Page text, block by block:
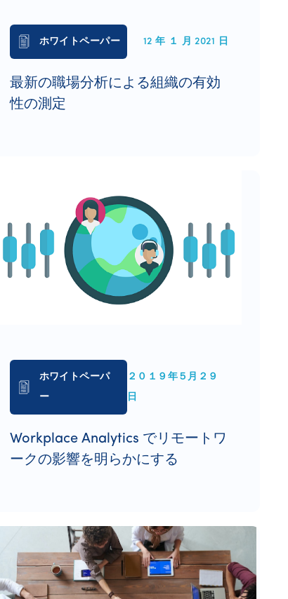
ホワイトペーパー 12 年 １ 月 2021 日
最新の職場分析による組織の有効
性の測定
ホワイトペーパ
ー
２０１９年５月２９
日
Workplace Analytics でリモートワ
ークの影響を明らかにする